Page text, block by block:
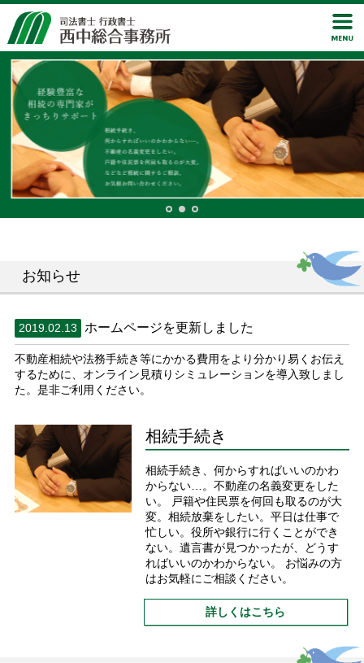
お知らせ
2019.02.13 ホームページを更新しました
不動産相続や法務手続き等にかかる費用をより分かり易くお伝え
するために、オンライン見積りシミュレーションを導入致しまし
た。是非ご利用ください。
相続手続き
相続手続き、何からすればいいのかわ
からない…。不動産の名義変更をした
い。 戸籍や住民票を何回も取るのが大
変。相続放棄をしたい。平日は仕事で
忙しい。役所や銀行に行くことができ
ない。遺言書が見つかったが、どうす
ればいいのかわからない。 お悩みの方
はお気軽にご相談ください。
詳しくはこちら